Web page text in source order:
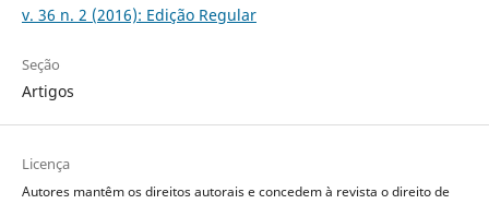
v. 36 n. 2 (2016): Edição Regular
Seção
Artigos
Licença
Autores mantêm os direitos autorais e concedem à revista o direito de